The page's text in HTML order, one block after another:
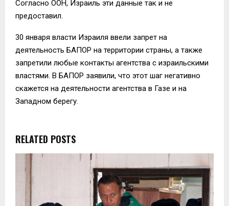
Согласно ООН, Израиль эти данные так и не
предоставил.
30 января власти Израиля ввели запрет на
деятельность БАПОР на территории страны, а также
запретили любые контакты агентства с израильскими
властями. В БАПОР заявили, что этот шаг негативно
скажется на деятельности агентства в Газе и на
Западном берегу.
RELATED POSTS